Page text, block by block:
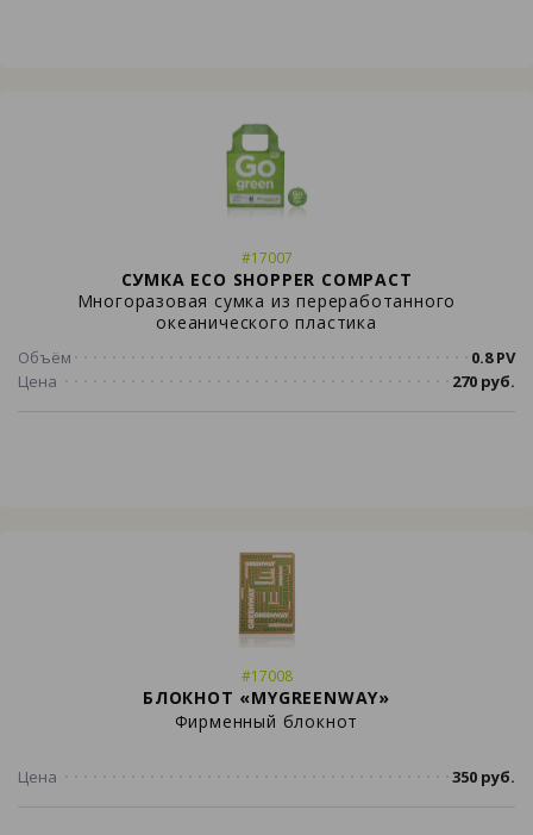
#17007
СУМКА ECO SHOPPER COMPACT
Многоразовая сумка из переработанного
океанического пластика
Объём
0.8 PV
Цена
270 руб.
#17008
БЛОКНОТ «MYGREENWAY»
Фирменный блокнот
Цена 350 руб.